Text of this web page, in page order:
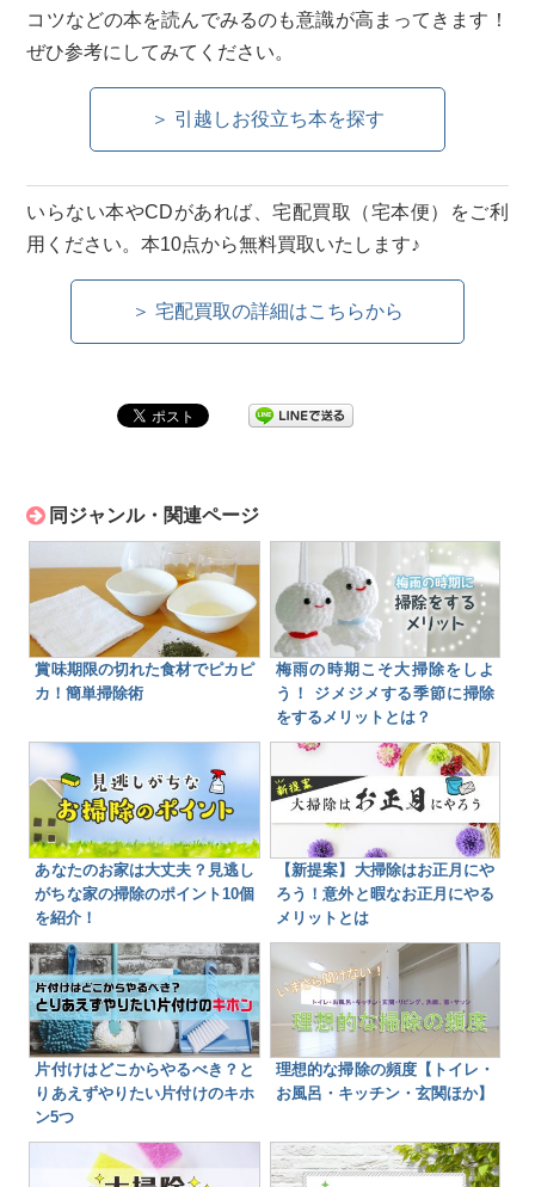
コツなどの本を読んでみるのも意識が高まってきます！
ぜひ参考にしてみてください。
＞ 引越しお役立ち本を探す
いらない本やCDがあれば、宅配買取（宅本便）をご利
用ください。本10点から無料買取いたします♪
＞ 宅配買取の詳細はこちらから
同ジャンル・関連ページ
賞味期限の切れた食材でピカピ
カ！簡単掃除術
梅雨の時期こそ大掃除をしよ
う！ ジメジメする季節に掃除
をするメリットとは？
あなたのお家は大丈夫？見逃し
がちな家の掃除のポイント10個
を紹介！
【新提案】大掃除はお正月にや
ろう！意外と暇なお正月にやる
メリットとは
片付けはどこからやるべき？と
りあえずやりたい片付けのキホ
ン5つ
理想的な掃除の頻度【トイレ・
お風呂・キッチン・玄関ほか】